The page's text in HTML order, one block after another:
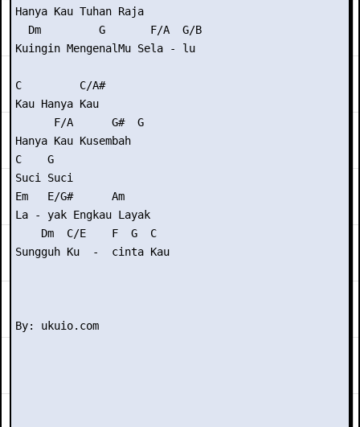
Hanya Kau Tuhan Raja
  Dm         G       F/A  G/B
Kuingin MengenalMu Sela - lu
C         C/A#
Kau Hanya Kau
      F/A      G#  G
Hanya Kau Kusembah
C    G
Suci Suci
Em   E/G#      Am
La - yak Engkau Layak
    Dm  C/E    F  G  C
Sungguh Ku  -  cinta Kau